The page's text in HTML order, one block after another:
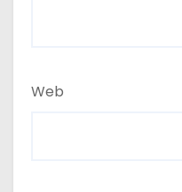
Web